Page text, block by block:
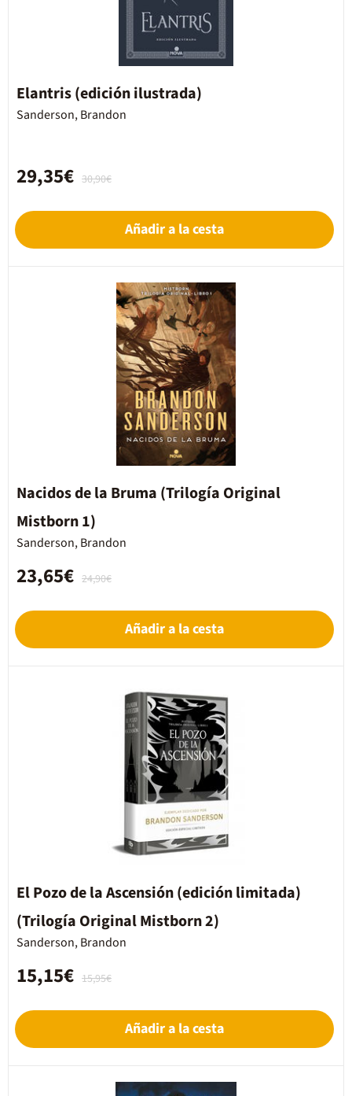
Elantris (edición ilustrada)
Sanderson, Brandon
30,90€
29,35€
Añadir a la cesta
Nacidos de la Bruma (Trilogía Original
Mistborn 1)
Sanderson, Brandon
24,90€
23,65€
Añadir a la cesta
El Pozo de la Ascensión (edición limitada)
(Trilogía Original Mistborn 2)
Sanderson, Brandon
15,95€
15,15€
Añadir a la cesta